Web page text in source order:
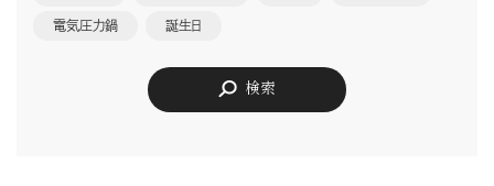
電気圧力鍋 誕生日
検索